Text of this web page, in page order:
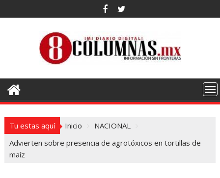
al
Tu estas aquí Inicio
NACIONAL
Advierten sobre presencia de agrotóxicos en tortillas de
maíz